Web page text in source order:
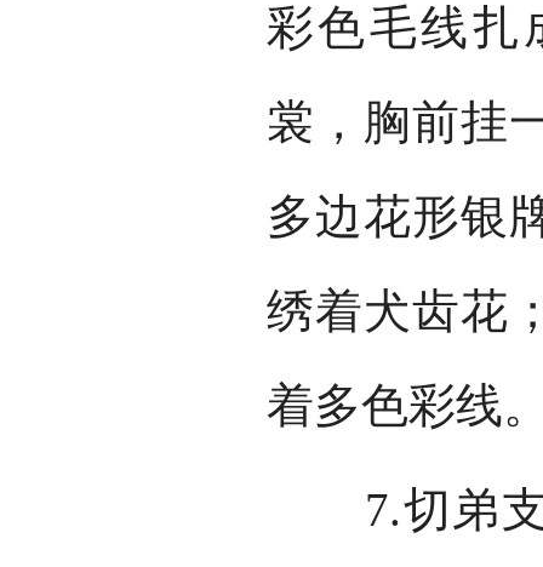
彩色毛线扎
裳，胸前挂
多边花形银
绣着犬齿花
着多色彩线
7.切弟支